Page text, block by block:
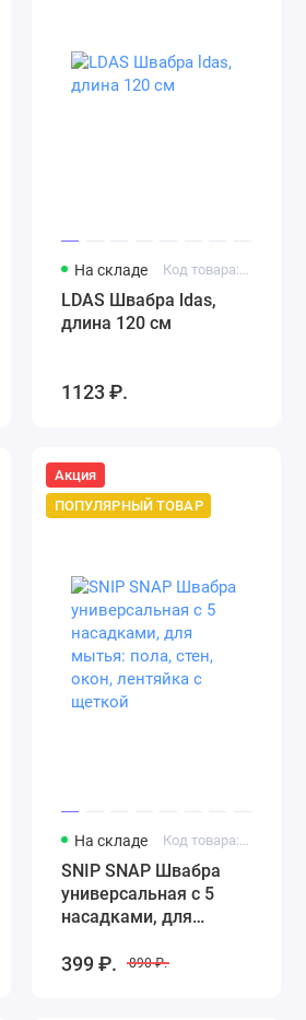
На складе Код товара: Артикул 1882870979
LDAS Швабра ldas,
длина 120 см
1123 ₽.
Акция
ПОПУЛЯРНЫЙ ТОВАР
На складе Код товара: АРТ1428681686
SNIP SNAP Швабра
универсальная с 5
насадками, для
окон, лентяйка с
399 ₽. 890 ₽.